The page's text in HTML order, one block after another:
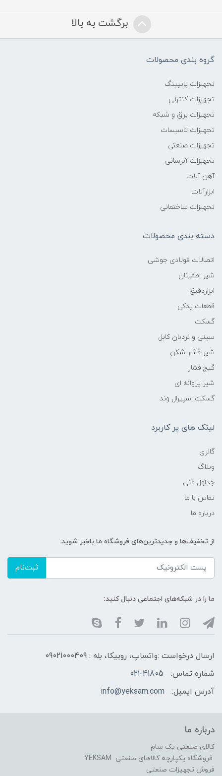
برگشت به بالا
گروه بندی محصولات
تجهیزات پایپینگ
تجهیزات کنترلی
تجهیزات برق و شبکه
تجهیزات تاسیسات
تجهیزات صنعتی
تجهیزات آبرسانی
آهن آلات
ابزارآلات
تجهیزات ساختمانی
دسته بندی محصولات
اتصالات فولادی جوشی
شیر اطمینان
ابزاردقیق
قطعات یدکی
گسکت
سینی و نردبان کابل
شیر فشار شکن
گیج فشار
شیر پروانه ای
گسکت اسپیرال وند
لینک های پر کاربرد
گالری
وبلاگ
جداول فنی
تماس با ما
درباره ما
از تخفیف‌ها و جدیدترین‌های فروشگاه ما باخبر شوید:
ثبت‌نام
ما را در شبکه‌های اجتماعی دنبال کنید:
ارسال درخواست :واتساپ، روبیکا، بله : 09021000409
شماره تماس:
۰۲۱-41805
آدرس ایمیل:
info@yeksam.com
درباره ما
کالای صنعتی یک سام
فروشگاه یکپارچه کالاهای صنعتی YEKSAM
فروش تجهیزات صنعتی